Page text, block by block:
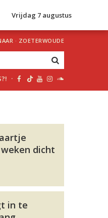
Vrijdag 7 augustus
· ZOETERWOUDE
·
dicht
in te